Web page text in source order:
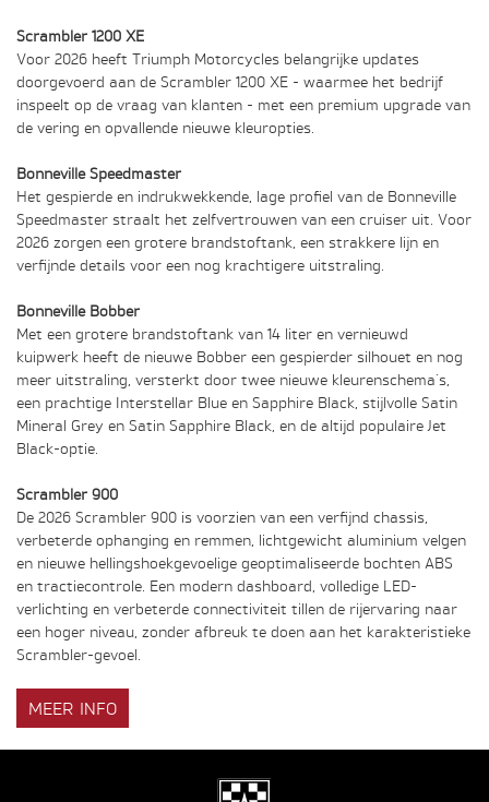
Scrambler 1200 XE
Voor 2026 heeft Triumph Motorcycles belangrijke updates
doorgevoerd aan de Scrambler 1200 XE - waarmee het bedrijf
inspeelt op de vraag van klanten - met een premium upgrade van
de vering en opvallende nieuwe kleuropties.
Bonneville Speedmaster
Het gespierde en indrukwekkende, lage profiel van de Bonneville
Speedmaster straalt het zelfvertrouwen van een cruiser uit. Voor
2026 zorgen een grotere brandstoftank, een strakkere lijn en
verfijnde details voor een nog krachtigere uitstraling.
Bonneville Bobber
Met een grotere brandstoftank van 14 liter en vernieuwd
kuipwerk heeft de nieuwe Bobber een gespierder silhouet en nog
meer uitstraling, versterkt door twee nieuwe kleurenschema's,
een prachtige Interstellar Blue en Sapphire Black, stijlvolle Satin
Mineral Grey en Satin Sapphire Black, en de altijd populaire Jet
Black-optie.
Scrambler 900
De 2026 Scrambler 900 is voorzien van een verfijnd chassis,
verbeterde ophanging en remmen, lichtgewicht aluminium velgen
en nieuwe hellingshoekgevoelige geoptimaliseerde bochten ABS
en tractiecontrole. Een modern dashboard, volledige LED-
verlichting en verbeterde connectiviteit tillen de rijervaring naar
een hoger niveau, zonder afbreuk te doen aan het karakteristieke
Scrambler-gevoel.
MEER INFO